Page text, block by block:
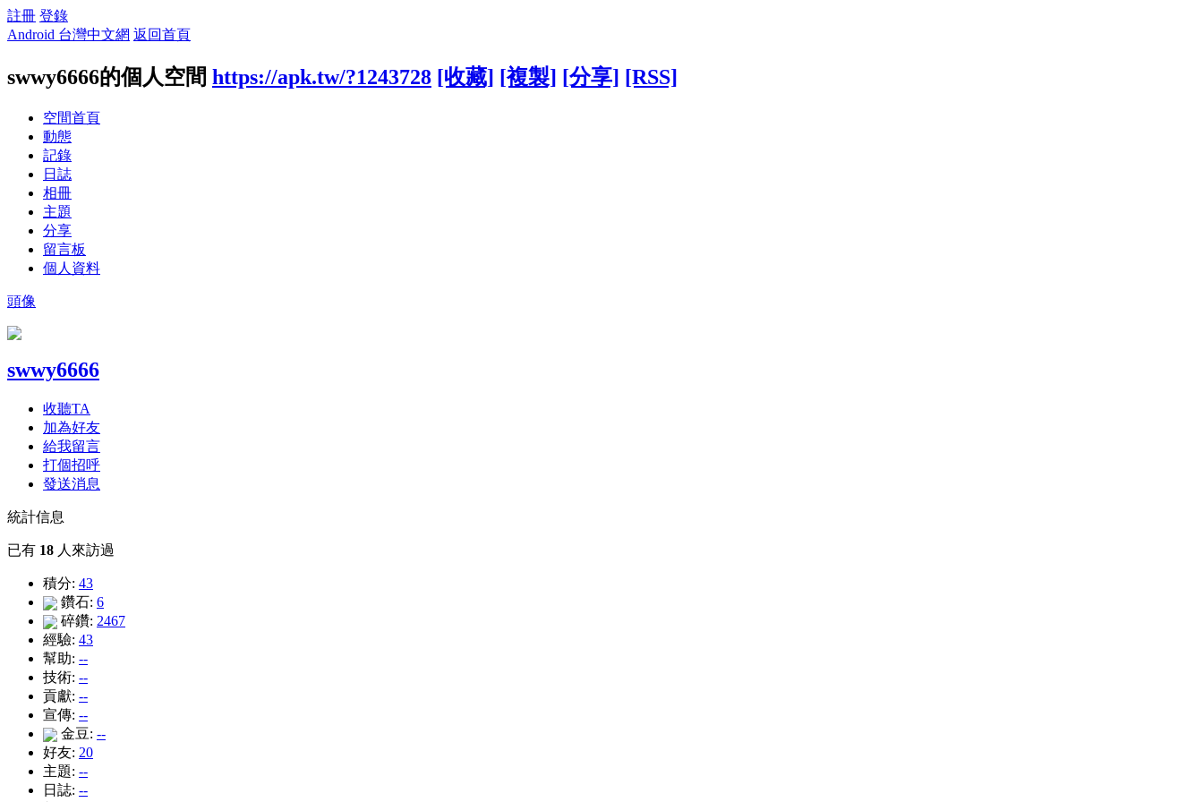
註冊 登錄
Android 台灣中文網 返回首頁
swwy6666的個人空間 https://apk.tw/?1243728 [收藏] [複製] [分享] [RSS]
空間首頁
動態
記錄
日誌
相冊
主題
分享
留言板
個人資料
頭像
swwy6666
收聽TA
加為好友
給我留言
打個招呼
發送消息
統計信息
已有 18 人來訪過
積分: 43
鑽石: 6
碎鑽: 2467
經驗: 43
幫助: --
技術: --
貢獻: --
宣傳: --
金豆: --
好友: 20
主題: --
日誌: --